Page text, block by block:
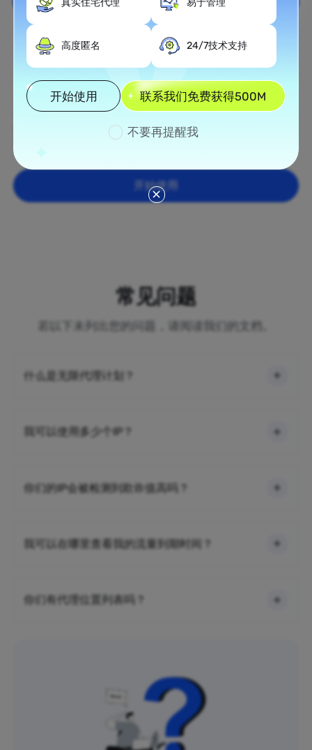
全国覆盖
在科索沃的广泛住宅代理网络
通过我们的住宅代理网络，覆盖科索沃的所有50个
州，从繁忙的纽约和洛杉矶到中西部的乡村地区，我们
的住宅代理提供真实的xk基础IP地址，确保您的在线活
动看起来真正是本地的，并帮助您轻松绕过地理限制。
开始使用
常见问题
若以下未列出您的问题，请阅读我们的文档。
什么是无限代理计划？
我可以使用多少个IP？
你们的IP会被检测到欺诈值高吗？
我可以在哪里查看我的流量到期时间？
你们有代理位置列表吗？
高度匿名 24/7技术支持
开始使用 联系我们免费获得500M
不要再提醒我